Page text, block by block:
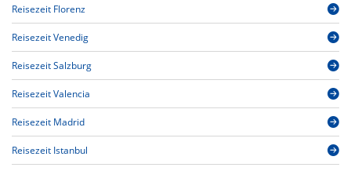
Reisezeit Florenz
Reisezeit Venedig
Reisezeit Salzburg
Reisezeit Valencia
Reisezeit Madrid
Reisezeit Istanbul